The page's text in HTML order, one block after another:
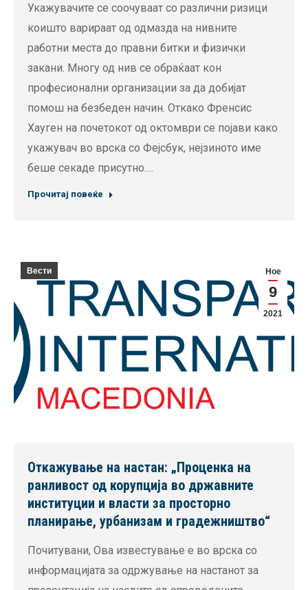
Укажувачите се соочуваат со различни ризици
коишто варираат од одмазда на нивните
работни места до правни битки и физички
закани. Многу од нив се обраќаат кон
професионални организации за да добијат
помош на безбеден начин. Откако Френсис
Хауген на почетокот од октомври се појави како
укажувач во врска со Фејсбук, нејзиното име
беше секаде присутно.…
Прочитај повеќе
Ное
9
2021
Вести
Откажување на настан: „Проценка на
ранливост од корупција во државните
институции и власти за просторно
планирање, урбанизам и градежништво“
Почитувани, Ова известување е во врска со
информацијата за одржување на настанот за